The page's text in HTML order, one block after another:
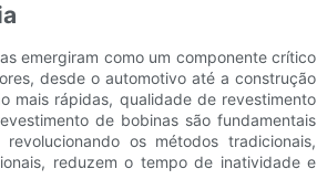
emergiram como um componente crítico
desde o automotivo até a construção
mais rápidas, qualidade de revestimento
de bobinas são fundamentais
os métodos tradicionais,
reduzem o tempo de inatividade e